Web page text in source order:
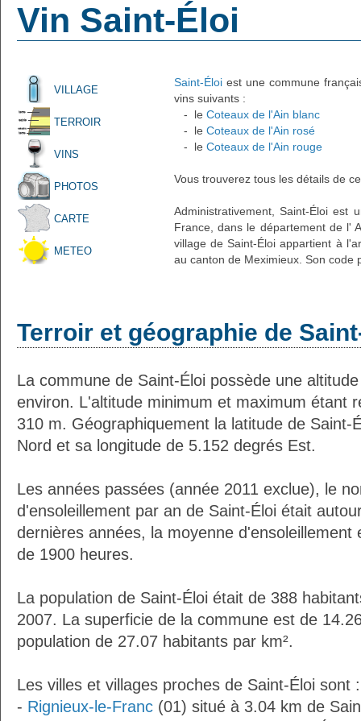
Vin Saint-Éloi
VILLAGE
TERROIR
VINS
PHOTOS
CARTE
METEO
Saint-Éloi est une commune
vins suivants :
- le Coteaux de l'Ain blanc
- le Coteaux de l'Ain rosé
- le Coteaux de l'Ain rouge
Vous trouverez tous les détails de
Administrativement, Saint-Éloi est
France, dans le département de l'
village de Saint-Éloi appartient à
au canton de Meximieux. Son code
Terroir et géographie de
La commune de Saint-Éloi possède une
environ. L'altitude minimum et maximum étant
310 m. Géographiquement la latitude de Saint-
Nord et sa longitude de 5.152 degrés Est.
Les années passées (année 2011 exclue), le
d'ensoleillement par an de Saint-Éloi était
dernières années, la moyenne d'ensoleillement
de 1900 heures.
La population de Saint-Éloi était de 388
2007. La superficie de la commune est de
population de 27.07 habitants par km².
Les villes et villages proches de Saint-Éloi sont :
- Rignieux-le-Franc (01) situé à 3.04 km de